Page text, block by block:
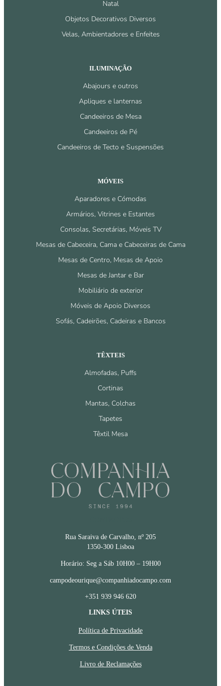
Natal
Objetos Decorativos Diversos
Velas, Ambientadores e Enfeites
ILUMINAÇÃO
Abajours e outros
Apliques e lanternas
Candeeiros de Mesa
Candeeiros de Pé
Candeeiros de Tecto e Suspensões
MÓVEIS
Aparadores e Cómodas
Armários, Vitrines e Estantes
Consolas, Secretárias, Móveis TV
Mesas de Cabeceira, Cama e Cabeceiras de Cama
Mesas de Centro, Mesas de Apoio
Mesas de Jantar e Bar
Mobiliário de exterior
Móveis de Apoio Diversos
Sofás, Cadeirões, Cadeiras e Bancos
TÊXTEIS
Almofadas, Puffs
Cortinas
Mantas, Colchas
Tapetes
Têxtil Mesa
LINKS ÚTEIS
Política de Privacidade
Termos e Condições de Venda
Livro de Reclamações
Rua Saraiva de Carvalho, nº 205
1350-300 Lisboa
Horário: Seg a Sáb 10H00 – 19H00
campodeourique@companhiadocampo.com
+351 939 946 620